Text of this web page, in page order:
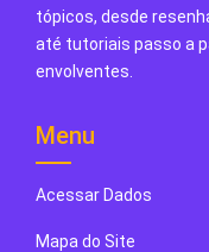
tópicos, desde
até tutoriais passo a
envolventes.
Menu
Acessar Dados
Mapa do Site